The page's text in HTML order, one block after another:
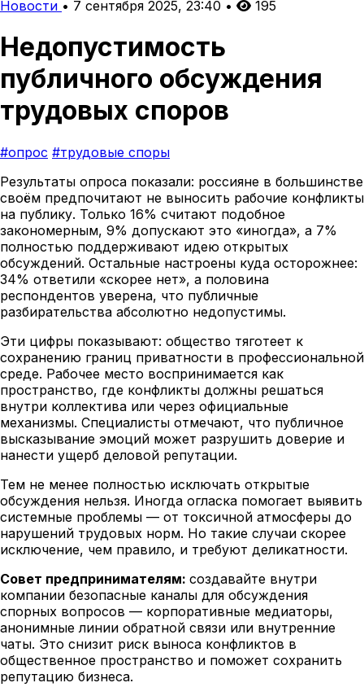
Новости • 7 сентября 2025, 23:40 • 195
Недопустимость
публичного обсуждения
трудовых споров
#опрос #трудовые споры
Результаты опроса показали: россияне в большинстве
своём предпочитают не выносить рабочие конфликты
на публику. Только 16% считают подобное
закономерным, 9% допускают это «иногда», а 7%
полностью поддерживают идею открытых
обсуждений. Остальные настроены куда осторожнее:
34% ответили «скорее нет», а половина
респондентов уверена, что публичные
разбирательства абсолютно недопустимы.
Эти цифры показывают: общество тяготеет к
сохранению границ приватности в профессиональной
среде. Рабочее место воспринимается как
пространство, где конфликты должны решаться
внутри коллектива или через официальные
механизмы. Специалисты отмечают, что публичное
высказывание эмоций может разрушить доверие и
нанести ущерб деловой репутации.
Тем не менее полностью исключать открытые
обсуждения нельзя. Иногда огласка помогает выявить
системные проблемы — от токсичной атмосферы до
нарушений трудовых норм. Но такие случаи скорее
исключение, чем правило, и требуют деликатности.
Совет предпринимателям: создавайте внутри
компании безопасные каналы для обсуждения
спорных вопросов — корпоративные медиаторы,
анонимные линии обратной связи или внутренние
чаты. Это снизит риск выноса конфликтов в
общественное пространство и поможет сохранить
репутацию бизнеса.